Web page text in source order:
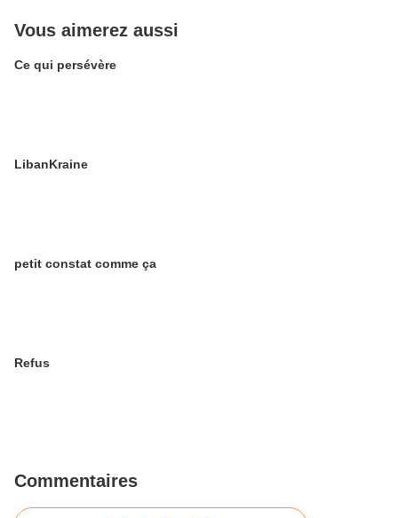
Vous aimerez aussi
Ce qui persévère
LibanKraine
petit constat comme ça
Refus
Commentaires